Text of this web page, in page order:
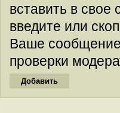
вставить в
введите или
Ваше
проверки